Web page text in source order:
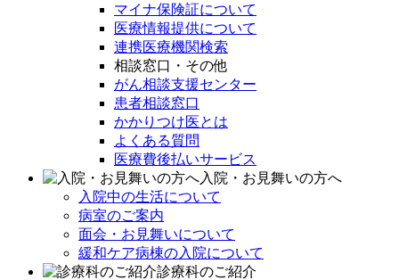
マイナ保険証について
医療情報提供について
連携医療機関検索
相談窓口・その他
がん相談支援センター
患者相談窓口
かかりつけ医とは
よくある質問
医療費後払いサービス
入院・お見舞いの方へ
入院中の生活について
病室のご案内
面会・お見舞いについて
緩和ケア病棟の入院について
診療科のご紹介